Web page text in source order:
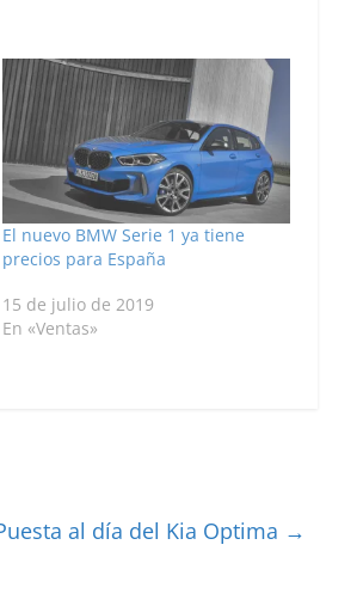
El nuevo BMW Serie 1 ya tiene
precios para España
15 de julio de 2019
En «Ventas»
al día del Kia Optima →